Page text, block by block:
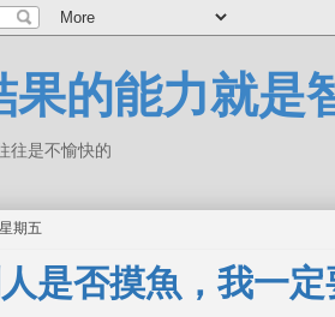
果的能力就是
往是不愉快的
期五
是否摸魚，我一定